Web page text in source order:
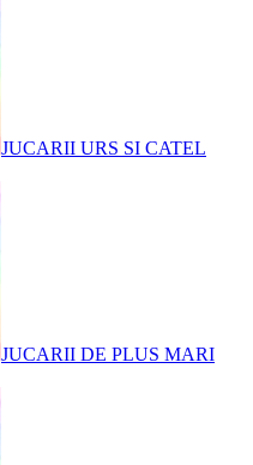
JUCARII URS SI CATEL
JUCARII DE PLUS MARI